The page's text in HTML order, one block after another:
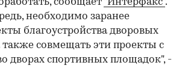
сообщает "Интерфакс".
необходимо заранее
благоустройства дворовых
также совмещать эти проекты с
дворах спортивных площадок", -